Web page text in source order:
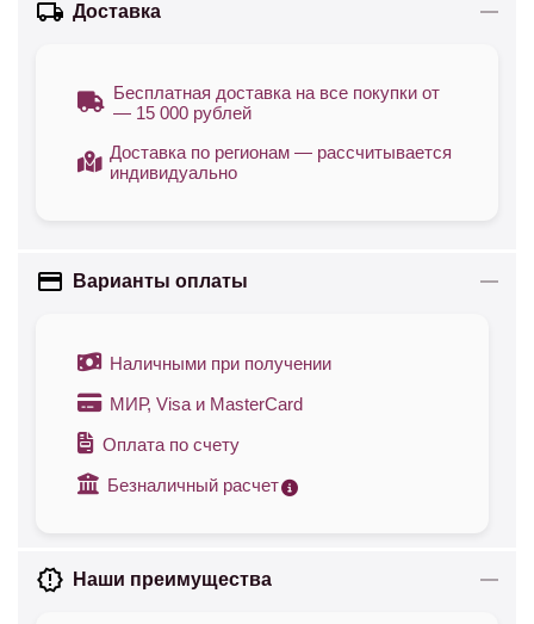
Доставка
Бесплатная доставка на все покупки от
— 15 000 рублей
Доставка по регионам — рассчитывается
индивидуально
Варианты оплаты
Наличными при получении
МИР, Visa и MasterCard
Оплата по счету
Безналичный расчет
Наши преимущества